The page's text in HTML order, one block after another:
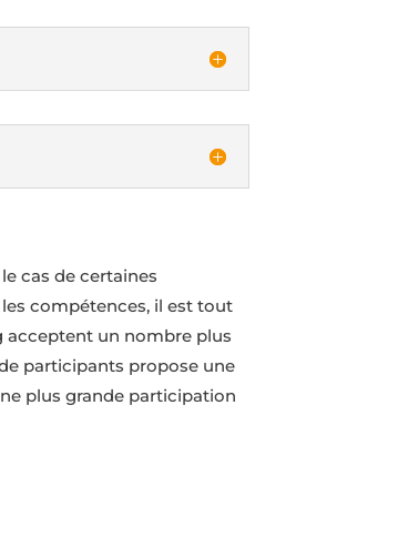
cas de certaines
compétences, il est tout
acceptent un nombre plus
participants propose une
plus grande participation